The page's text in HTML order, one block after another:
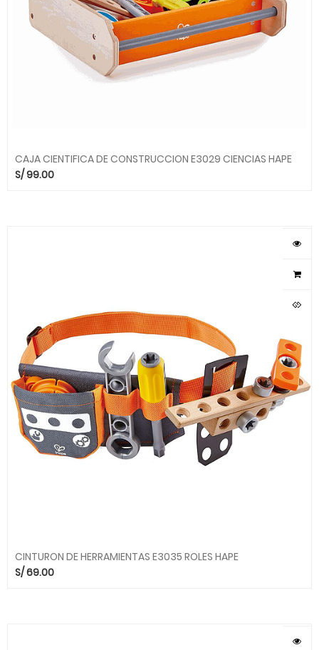
CAJA CIENTIFICA DE CONSTRUCCION E3029 CIENCIAS HAPE
S/99.00
CINTURON DE HERRAMIENTAS E3035 ROLES HAPE
S/69.00